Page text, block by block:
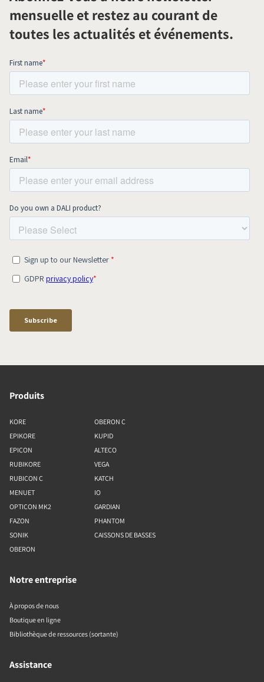
mensuelle et restez au courant de
toutes les actualités et événements.
Produits
KORE
EPIKORE
EPICON
RUBIKORE
RUBICON C
MENUET
OPTICON MK2
FAZON
SONIK
OBERON
OBERON C
KUPID
ALTECO
VEGA
KATCH
IO
GARDIAN
PHANTOM
CAISSONS DE BASSES
Notre entreprise
À propos de nous
Boutique en ligne
Bibliothèque de ressources (sortante)
Assistance